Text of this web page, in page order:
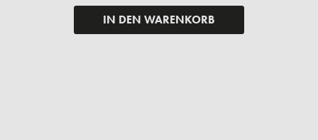
IN DEN WARENKORB